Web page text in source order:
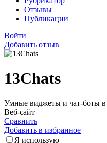
Отзывы
Публикации
Войти
Добавить отзыв
13Chats
Умные виджеты и чат-боты в
Веб-сайт
Сравнить
Добавить в избранное
Я использую